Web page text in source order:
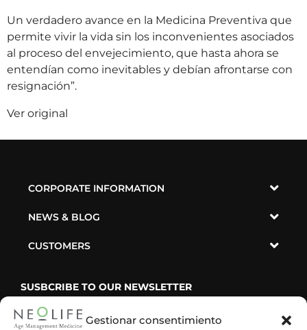
Gestionar consentimiento
Un verdadero avance en la Medicina Preventiva que
permite vivir la vida sin los inconvenientes asociados
al proceso del envejecimiento, que hasta ahora se
entendían como inevitables y debían afrontarse con
resignación”.
Ver original
CORPORATE INFORMATION
NEWS & BLOG
CUSTOMERS
SUSBCRIBE TO OUR NEWSLETTER